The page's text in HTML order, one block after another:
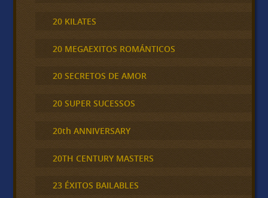
20 KILATES
20 MEGAEXITOS ROMÁNTICOS
20 SECRETOS DE AMOR
20 SUPER SUCESSOS
20th ANNIVERSARY
20TH CENTURY MASTERS
23 ÉXITOS BAILABLES